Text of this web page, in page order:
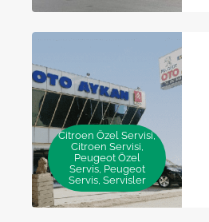
Citroen Özel Servisi,
Citroen Servisi,
Peugeot Özel
Servis, Peugeot
Servis, Servisler